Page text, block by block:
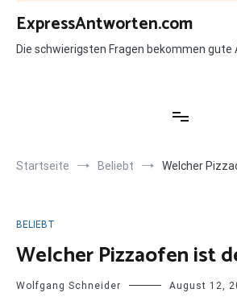
Zum
Inhalt
springen
ExpressAntworten.com
Die schwierigsten Fragen bekommen
Startseite Beliebt Welcher
BELIEBT
Welcher Pizzaofen ist
Wolfgang Schneider August 12,